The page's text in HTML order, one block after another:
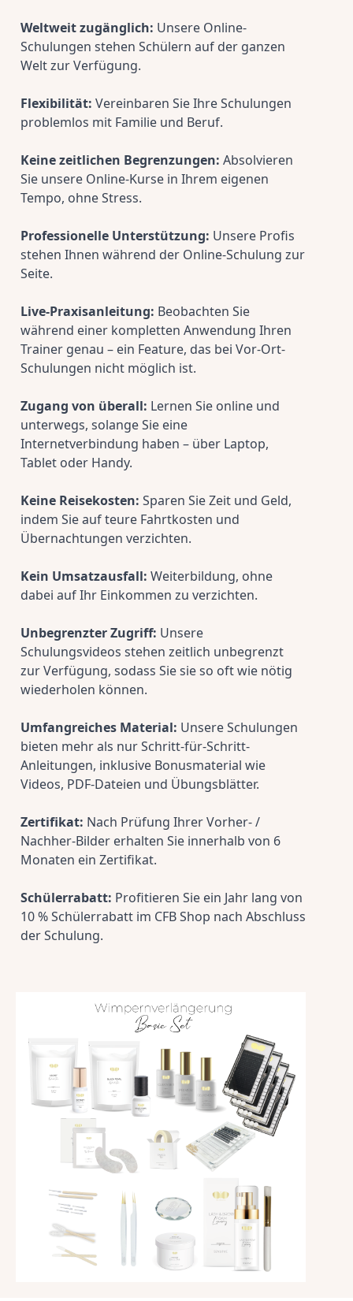
Weltweit zugänglich: Unsere Online-
Schulungen stehen Schülern auf der ganzen
Welt zur Verfügung.
Flexibilität: Vereinbaren Sie Ihre Schulungen
problemlos mit Familie und Beruf.
Keine zeitlichen Begrenzungen: Absolvieren
Sie unsere Online-Kurse in Ihrem eigenen
Tempo, ohne Stress.
Professionelle Unterstützung: Unsere Profis
stehen Ihnen während der Online-Schulung zur
Seite.
Live-Praxisanleitung: Beobachten Sie
während einer kompletten Anwendung Ihren
Trainer genau – ein Feature, das bei Vor-Ort-
Schulungen nicht möglich ist.
Zugang von überall: Lernen Sie online und
unterwegs, solange Sie eine
Internetverbindung haben – über Laptop,
Tablet oder Handy.
Keine Reisekosten: Sparen Sie Zeit und Geld,
indem Sie auf teure Fahrtkosten und
Übernachtungen verzichten.
Kein Umsatzausfall: Weiterbildung, ohne
dabei auf Ihr Einkommen zu verzichten.
Unbegrenzter Zugriff: Unsere
Schulungsvideos stehen zeitlich unbegrenzt
zur Verfügung, sodass Sie sie so oft wie nötig
wiederholen können.
Umfangreiches Material: Unsere Schulungen
bieten mehr als nur Schritt-für-Schritt-
Anleitungen, inklusive Bonusmaterial wie
Videos, PDF-Dateien und Übungsblätter.
Zertifikat: Nach Prüfung Ihrer Vorher- /
Nachher-Bilder erhalten Sie innerhalb von 6
Monaten ein Zertifikat.
Schülerrabatt: Profitieren Sie ein Jahr lang von
10 % Schülerrabatt im CFB Shop nach Abschluss
der Schulung.